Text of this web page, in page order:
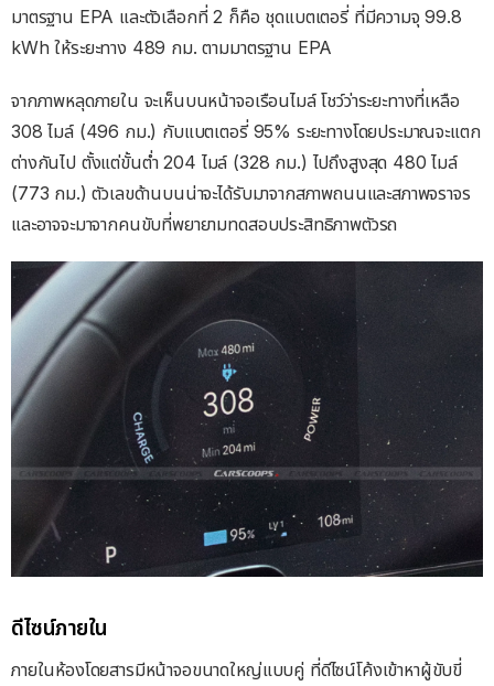
มาตรฐาน EPA และตัวเลือกที่ 2 ก็คือ ชุดแบตเตอรี่ ที่มีความจุ 99.8
kWh ให้ระยะทาง 489 กม. ตามมาตรฐาน EPA
จากภาพหลุดภายใน จะเห็นบนหน้าจอเรือนไมล์ โชว์ว่าระยะทางที่เหลือ
308 ไมล์ (496 กม.) กับแบตเตอรี่ 95% ระยะทางโดยประมาณจะแตก
ต่างกันไป ตั้งแต่ขั้นต่ำ 204 ไมล์ (328 กม.) ไปถึงสูงสุด 480 ไมล์
(773 กม.) ตัวเลขด้านบนน่าจะได้รับมาจากสภาพถนนและสภาพจราจร
และอาจจะมาจากคนขับที่พยายามทดสอบประสิทธิภาพตัวรถ
ดีไซน์ภายใน
ภายในห้องโดยสารมีหน้าจอขนาดใหญ่แบบคู่ ที่ดีไซน์โค้งเข้าหาผู้ขับขี่